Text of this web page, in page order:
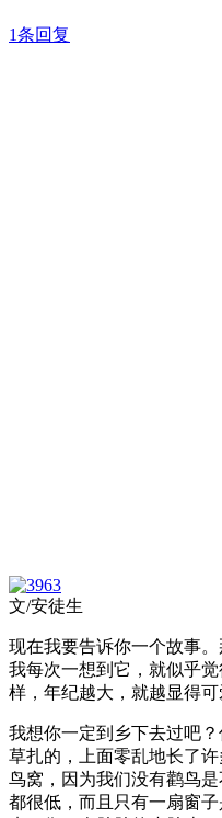
1条回复
文/安徒生
现在我要告诉你一个故事
我每次一想到它，就似乎
样，年纪越大，就越显得可
我想你一定到乡下去过吧
草扎的，上面零乱地长了
鸟窝，因为我们没有鹳鸟
都很低，而且只有一扇窗